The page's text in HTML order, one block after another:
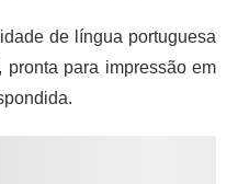
de língua portuguesa
para impressão em